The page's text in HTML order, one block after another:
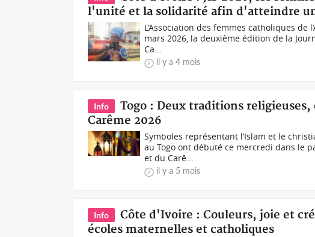
l'unité et la solidarité afin d'atteindre
L’Association des femmes catholiques de
mars 2026, la deuxième édition de la
Ca...
il y a 4 mois
Info
Togo : Deux traditions
Carême 2026
Symboles représentant l’Islam et le
au Togo ont débuté ce mercredi dans le
et du Carê...
il y a 5 mois
Info
Côte d'Ivoire : Couleurs, joie et
écoles maternelles et catholiques